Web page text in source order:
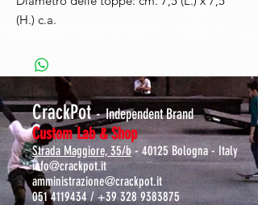
(H.) c.a.
CrackPot- Independent Brand
Custom Lab & Shop
Strada Maggiore, 35/b- 40125 Bologna - Italy
info@crackpot.it
amministrazione@crackpot.it
051 4119434/+39 328 9383875